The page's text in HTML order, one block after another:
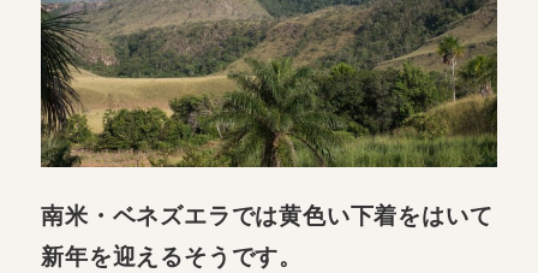
南米・ベネズエラでは黄色い下着をはいて
新年を迎えるそうです。